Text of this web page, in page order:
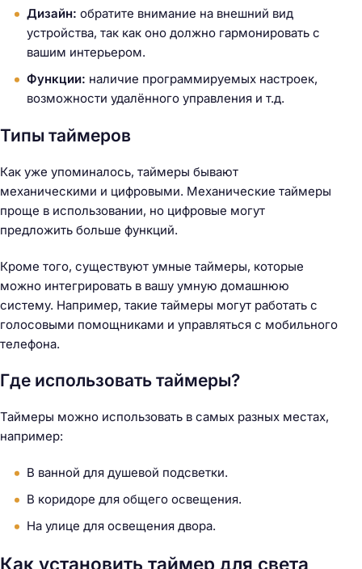
Дизайн: обратите внимание на внешний вид
устройства, так как оно должно гармонировать с
вашим интерьером.
Функции: наличие программируемых настроек,
возможности удалённого управления и т.д.
Типы таймеров
Как уже упоминалось, таймеры бывают
механическими и цифровыми. Механические таймеры
проще в использовании, но цифровые могут
предложить больше функций.
Кроме того, существуют умные таймеры, которые
можно интегрировать в вашу умную домашнюю
систему. Например, такие таймеры могут работать с
голосовыми помощниками и управляться с мобильного
телефона.
Где использовать таймеры?
Таймеры можно использовать в самых разных местах,
например:
В ванной для душевой подсветки.
В коридоре для общего освещения.
На улице для освещения двора.
Как установить таймер для света